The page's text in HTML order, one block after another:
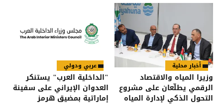
أخبار محلية
وزيرا المياه والاقتصاد
الرقمي يطلّعان على مشروع
التحول الذكي لإدارة المياه
عربي ودولي
"الداخلية العرب" يستنكر
العدوان الإيراني على سفينة
إماراتية بمضيق هرمز